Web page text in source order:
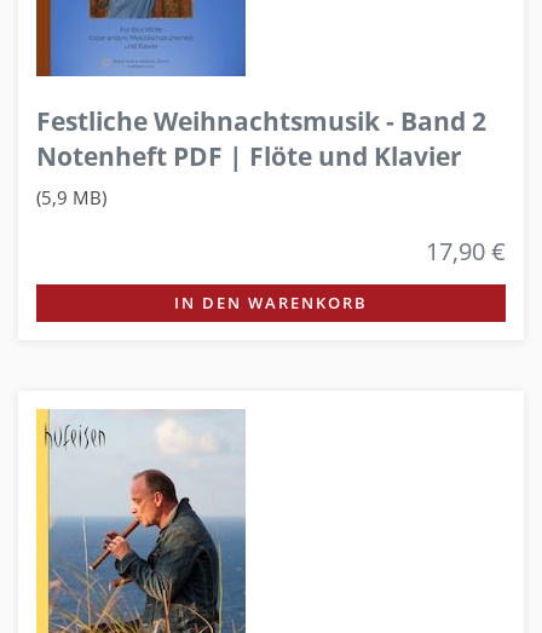
Festliche Weihnachtsmusik - Band 2
Notenheft PDF | Flöte und Klavier
(5,9 MB)
17,90 €
IN DEN WARENKORB